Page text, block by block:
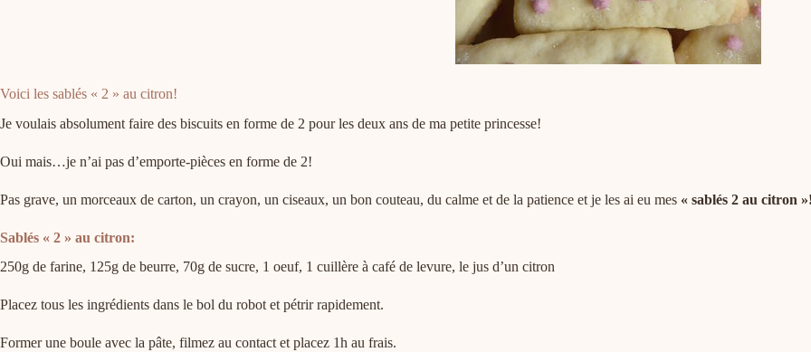
Voici les sablés « 2 » au citron!
Je voulais absolument faire des biscuits en forme de 2 pour les deux ans de ma petite princesse!
Oui mais…je n’ai pas d’emporte-pièces en forme de 2!
Pas grave, un morceaux de carton, un crayon, un ciseaux, un bon couteau, du calme et de la patience et je les ai eu mes « sablés 2 au citron
Sablés « 2 » au citron:
250g de farine, 125g de beurre, 70g de sucre, 1 oeuf, 1 cuillère à café de levure, le jus d’un citron
Placez tous les ingrédients dans le bol du robot et pétrir rapidement.
Former une boule avec la pâte, filmez au contact et placez 1h au frais.